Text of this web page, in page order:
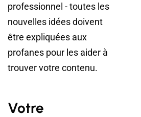
professionnel - toutes les
nouvelles idées doivent
être expliquées aux
profanes pour les aider à
trouver votre contenu.
Votre